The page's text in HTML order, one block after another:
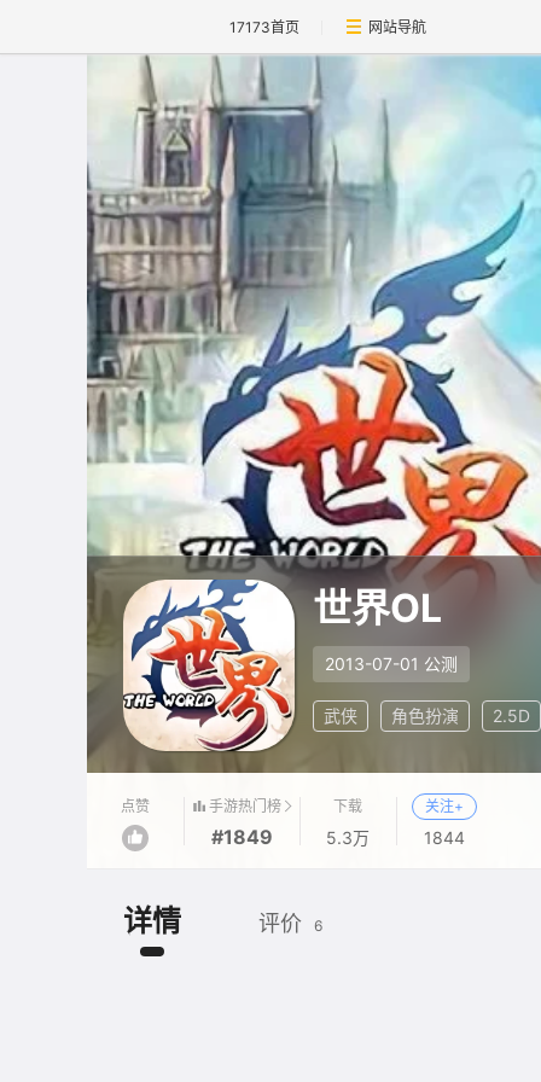
17173首页 网站导航
世界OL
2013-07-01 公测
武侠 角色扮演 2.5D
点赞 手游热门榜
#1849
下载
5.3万
关注+
1844
详情 评价 6